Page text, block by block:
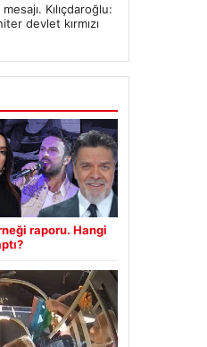
Kılıçdaroğlu:
devlet kırmızı
raporu. Hangi